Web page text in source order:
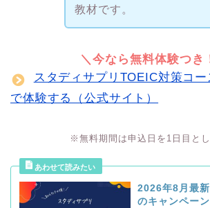
教材です。
＼今なら無料体験つき
スタディサプリTOEIC対策コ
で体験する（公式サイト）
※無料期間は申込日を1日目とし
2026年8月最
のキャンペー